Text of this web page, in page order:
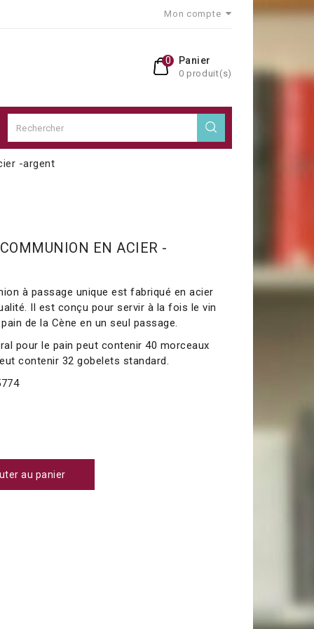
Mon compte
Panier
0 produit(s)
0
-argent
EN ACIER -
à passage unique est fabriqué en acier
Il est conçu pour servir à la fois le vin
de la Cène en un seul passage.
pour le pain peut contenir 40 morceaux
contenir 32 gobelets standard.
au panier